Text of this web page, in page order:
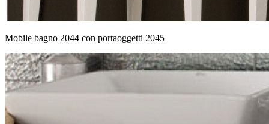
Mobile bagno 2044 con portaoggetti 2045